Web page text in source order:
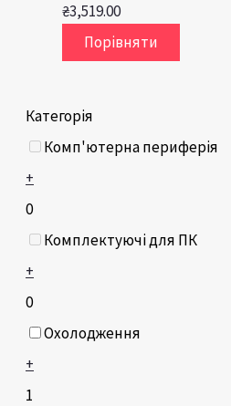
Категорія
Комп'ютерна периферія
+
0
Комплектуючі для ПК
+
0
Охолодження
+
1
₴3,519.00
Порівняти